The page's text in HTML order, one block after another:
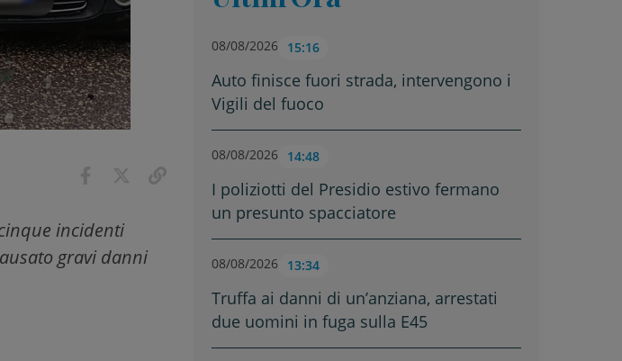
incidenti
gravi danni
08/08/2026 15:16
Auto finisce fuori strada, intervengono i
Vigili del fuoco
08/08/2026 14:48
I poliziotti del Presidio estivo fermano
un presunto spacciatore
08/08/2026 13:34
Truffa ai danni di un’anziana, arrestati
due uomini in fuga sulla E45